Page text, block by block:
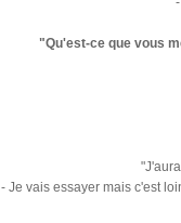
"Qu'est-ce que vous
- Je vais essayer mais c'est